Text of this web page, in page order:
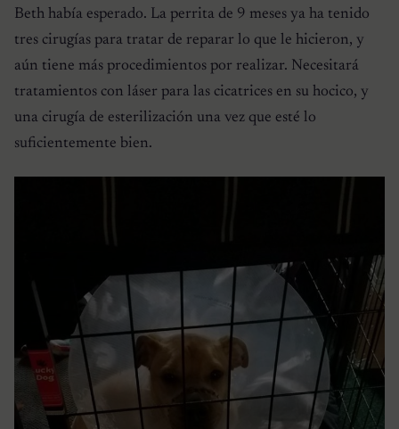
Beth había esperado. La perrita de 9 meses ya ha tenido
tres cirugías para tratar de reparar lo que le hicieron, y
aún tiene más procedimientos por realizar. Necesitará
tratamientos con láser para las cicatrices en su hocico, y
una cirugía de esterilización una vez que esté lo
suficientemente bien.